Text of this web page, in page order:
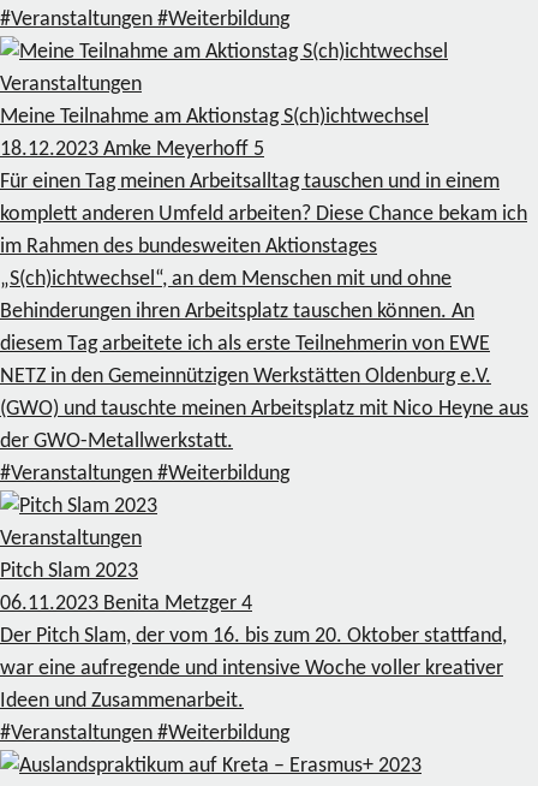
#Veranstaltungen #Weiterbildung
Veranstaltungen
Meine Teilnahme am Aktionstag S(ch)ichtwechsel
18.12.2023 Amke Meyerhoff 5
Für einen Tag meinen Arbeitsalltag tauschen und in einem
komplett anderen Umfeld arbeiten? Diese Chance bekam ich
im Rahmen des bundesweiten Aktionstages
„S(ch)ichtwechsel“, an dem Menschen mit und ohne
Behinderungen ihren Arbeitsplatz tauschen können. An
diesem Tag arbeitete ich als erste Teilnehmerin von EWE
NETZ in den Gemeinnützigen Werkstätten Oldenburg e.V.
(GWO) und tauschte meinen Arbeitsplatz mit Nico Heyne aus
der GWO-Metallwerkstatt.
#Veranstaltungen #Weiterbildung
Veranstaltungen
Pitch Slam 2023
06.11.2023 Benita Metzger 4
Der Pitch Slam, der vom 16. bis zum 20. Oktober stattfand,
war eine aufregende und intensive Woche voller kreativer
Ideen und Zusammenarbeit.
#Veranstaltungen #Weiterbildung